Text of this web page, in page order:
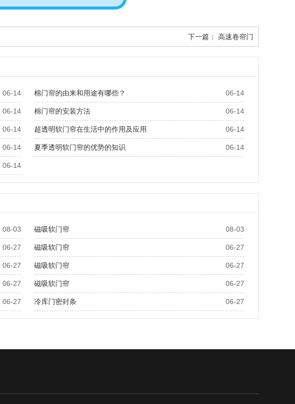
下一篇： 高速卷帘门
06-14 06-14
棉门帘的由来和用途有哪些？
06-14 06-14
棉门帘的安装方法
06-14 06-14
超透明软门帘在生活中的作用及应用
06-14 06-14
夏季透明软门帘的优势的知识
06-14
08-03 08-03
磁吸软门帘
06-27 06-27
磁吸软门帘
06-27 06-27
磁吸软门帘
06-27 06-27
磁吸软门帘
06-27 06-27
冷库门密封条